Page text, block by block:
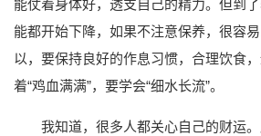
能仗着身体好，透支自己的精力。但到
能都开始下降，如果不注意保养，很容
以，要保持良好的作息习惯，合理饮食
着“鸡血满满”，要学会“细水长流”。
我知道，很多人都关心自己的财运